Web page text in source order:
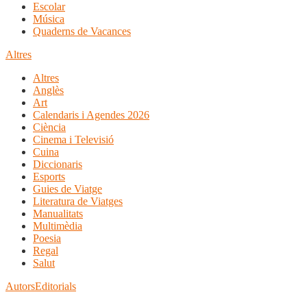
Escolar
Música
Quaderns de Vacances
Altres
Altres
Anglès
Art
Calendaris i Agendes 2026
Ciència
Cinema i Televisió
Cuina
Diccionaris
Esports
Guies de Viatge
Literatura de Viatges
Manualitats
Multimèdia
Poesia
Regal
Salut
AutorsEditorials